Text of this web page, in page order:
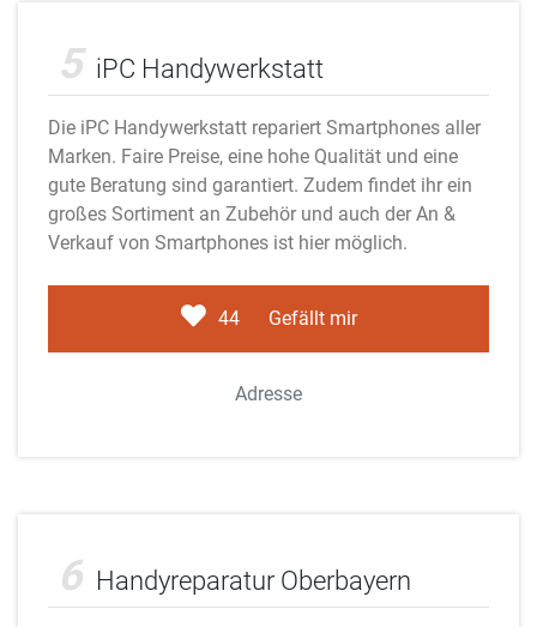
5 iPC Handywerkstatt
Die iPC Handywerkstatt repariert Smartphones aller
Marken. Faire Preise, eine hohe Qualität und eine
gute Beratung sind garantiert. Zudem findet ihr ein
großes Sortiment an Zubehör und auch der An &
Verkauf von Smartphones ist hier möglich.
44 Gefällt mir
Adresse
6 Handyreparatur Oberbayern